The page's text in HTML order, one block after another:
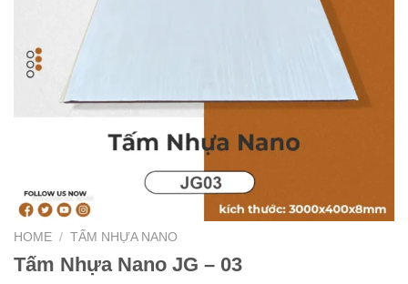
HOME / TẤM NHỰA NANO
Tấm Nhựa Nano JG – 03